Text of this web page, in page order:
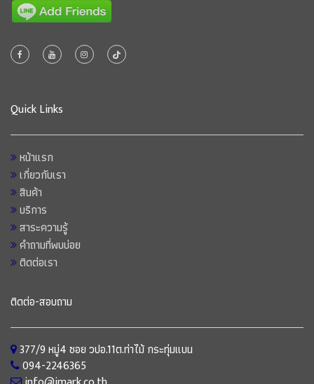
Quick Links
หน้าแรก
เกี่ยวกับเรา
สินค้า
บริการ
สาระความรู้
คำถามที่พบบ่อย
ติดต่อเรา
ติดต่อ-สอบถาม
377/9 หมู่4 ซอย วปอ.11ต.ท่าไม้ กระทุ่มแบน
094-2246365